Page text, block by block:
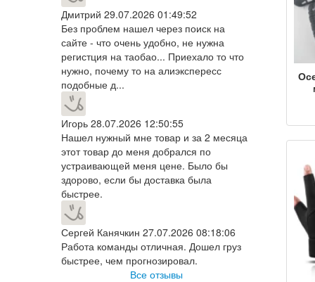
Дмитрий 29.07.2026 01:49:52
Без проблем нашел через поиск на
сайте - что очень удобно, не нужна
регистция на таобао... Приехало то что
нужно, почему то на алиэкспересс
подобные д...
Игорь 28.07.2026 12:50:55
Нашел нужный мне товар и за 2 месяца
этот товар до меня добрался по
устраивающей меня цене. Было бы
здорово, если бы доставка была
быстрее.
Сергей Канячкин 27.07.2026 08:18:06
Работа команды отличная. Дошел груз
быстрее, чем прогнозировал.
Все отзывы